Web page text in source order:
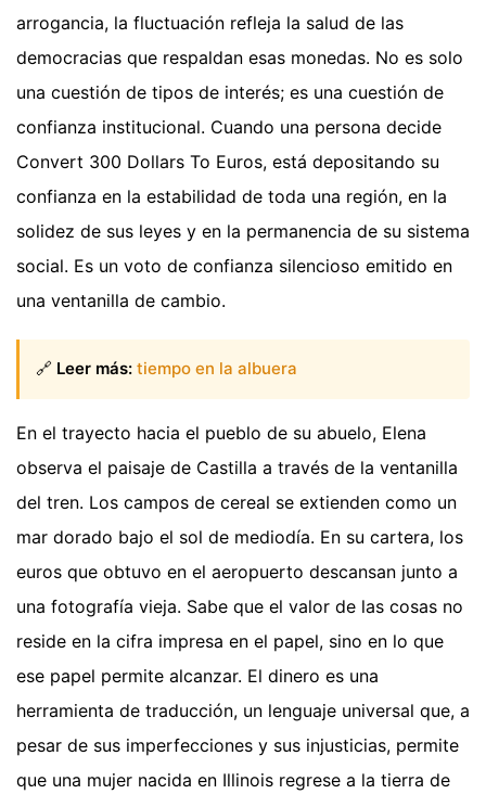
arrogancia, la fluctuación refleja la salud de las
democracias que respaldan esas monedas. No es solo
una cuestión de tipos de interés; es una cuestión de
confianza institucional. Cuando una persona decide
Convert 300 Dollars To Euros, está depositando su
confianza en la estabilidad de toda una región, en la
solidez de sus leyes y en la permanencia de su sistema
social. Es un voto de confianza silencioso emitido en
una ventanilla de cambio.
🔗 Leer más: tiempo en la albuera
En el trayecto hacia el pueblo de su abuelo, Elena
observa el paisaje de Castilla a través de la ventanilla
del tren. Los campos de cereal se extienden como un
mar dorado bajo el sol de mediodía. En su cartera, los
euros que obtuvo en el aeropuerto descansan junto a
una fotografía vieja. Sabe que el valor de las cosas no
reside en la cifra impresa en el papel, sino en lo que
ese papel permite alcanzar. El dinero es una
herramienta de traducción, un lenguaje universal que, a
pesar de sus imperfecciones y sus injusticias, permite
que una mujer nacida en Illinois regrese a la tierra de